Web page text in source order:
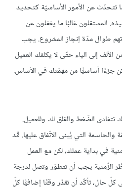
تتحدّث عن الأمور الأساسيّة كتحديد
المستقلون غالبًا ما يغفلون عن
طوال مدّة إنجاز المشروع. يجب
إلى الياء حتّى لا يكلفك العميل
جزءًا أساسيًّا من مهمّتك في الأساس.
تتفادى الضّغط والقلق لك وللعميل.
والحاسمة التي يُبنى الاتّفاق عليها. قد
في بداية عملك، لكن مع العمل
الزّمنية يجب أن تتطوّر وتصل لدرجة
كلّ حال، تأكّد أن تقدّر وقتًا إضافيًّا كلّ